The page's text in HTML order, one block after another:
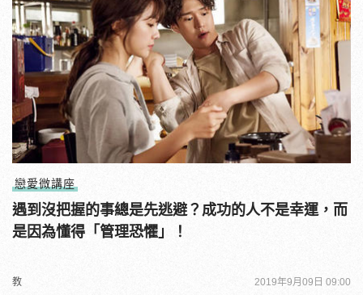
戀愛微講座
遇到沒把握的事總是先逃避？成功的人不是幸運，而
是因為懂得「管理恐懼」！
教 2019年9月09日 09:00